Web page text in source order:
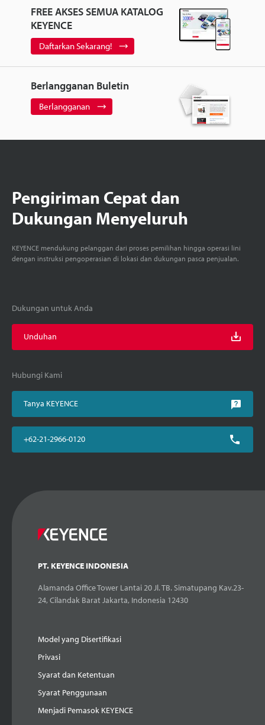
FREE AKSES SEMUA KATALOG
KEYENCE
Daftarkan Sekarang!
Berlangganan Buletin
Berlangganan
Pengiriman Cepat dan
Dukungan Menyeluruh
KEYENCE mendukung pelanggan dari proses pemilihan hingga operasi lini
dengan instruksi pengoperasian di lokasi dan dukungan pasca penjualan.
Dukungan untuk Anda
Unduhan
Hubungi Kami
Tanya KEYENCE
+62-21-2966-0120
PT. KEYENCE INDONESIA
Alamanda Office Tower Lantai 20 Jl. TB. Simatupang Kav.23-
24, Cilandak Barat Jakarta, Indonesia 12430
Model yang Disertifikasi
Privasi
Syarat dan Ketentuan
Syarat Penggunaan
Menjadi Pemasok KEYENCE